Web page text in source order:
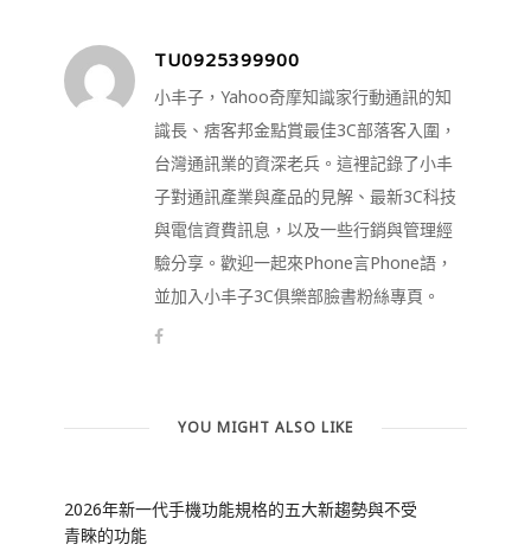
TU0925399900
小丰子，Yahoo奇摩知識家行動通訊的知
識長、痞客邦金點賞最佳3C部落客入圍，
台灣通訊業的資深老兵。這裡記錄了小丰
子對通訊產業與產品的見解、最新3C科技
與電信資費訊息，以及一些行銷與管理經
驗分享。歡迎一起來Phone言Phone語，
並加入小丰子3C俱樂部臉書粉絲專頁。
YOU MIGHT ALSO LIKE
2026年新一代手機功能規格的五大新趨勢與不受
青睞的功能